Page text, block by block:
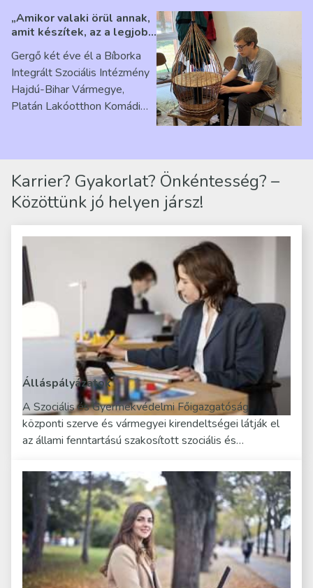
„Amikor valaki örül annak,
amit készítek, az a legjobb
Ribárszky Gergő ellátottal
Gergő két éve él a Bíborka
Integrált Szociális Intézmény
Hajdú-Bihar Vármegye,
Platán Lakóotthon Komádi
Karrier? Gyakorlat? Önkéntesség? –
Közöttünk jó helyen jársz!
Álláspályázatok
A Szociális és Gyermekvédelmi Főigazgatóság
központi szerve és vármegyei kirendeltségei látják el
az állami fenntartású szakosított szociális és…